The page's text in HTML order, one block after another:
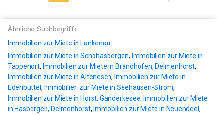
Ähnliche Suchbegriffe
Immobilien zur Miete in Lankenau
Immobilien zur Miete in Schohasbergen, Immobilien zur Miete in
Tappenort, Immobilien zur Miete in Brandhöfen, Delmenhorst,
Immobilien zur Miete in Altenesch, Immobilien zur Miete in
Edenbüttel , Immobilien zur Miete in Seehausen-Strom,
Immobilien zur Miete in Horst, Ganderkesee, Immobilien zur Miete
in Hasbergen, Delmenhorst, Immobilien zur Miete in Neuendeel ,